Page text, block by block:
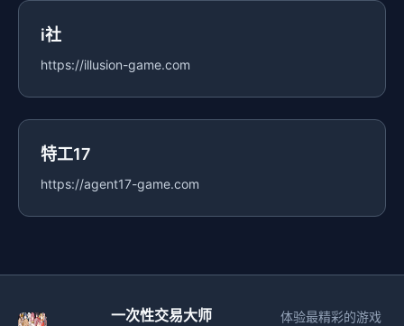
i社
https://illusion-game.com
特工17
https://agent17-game.com
一次性交易大师 体验最精彩的游戏